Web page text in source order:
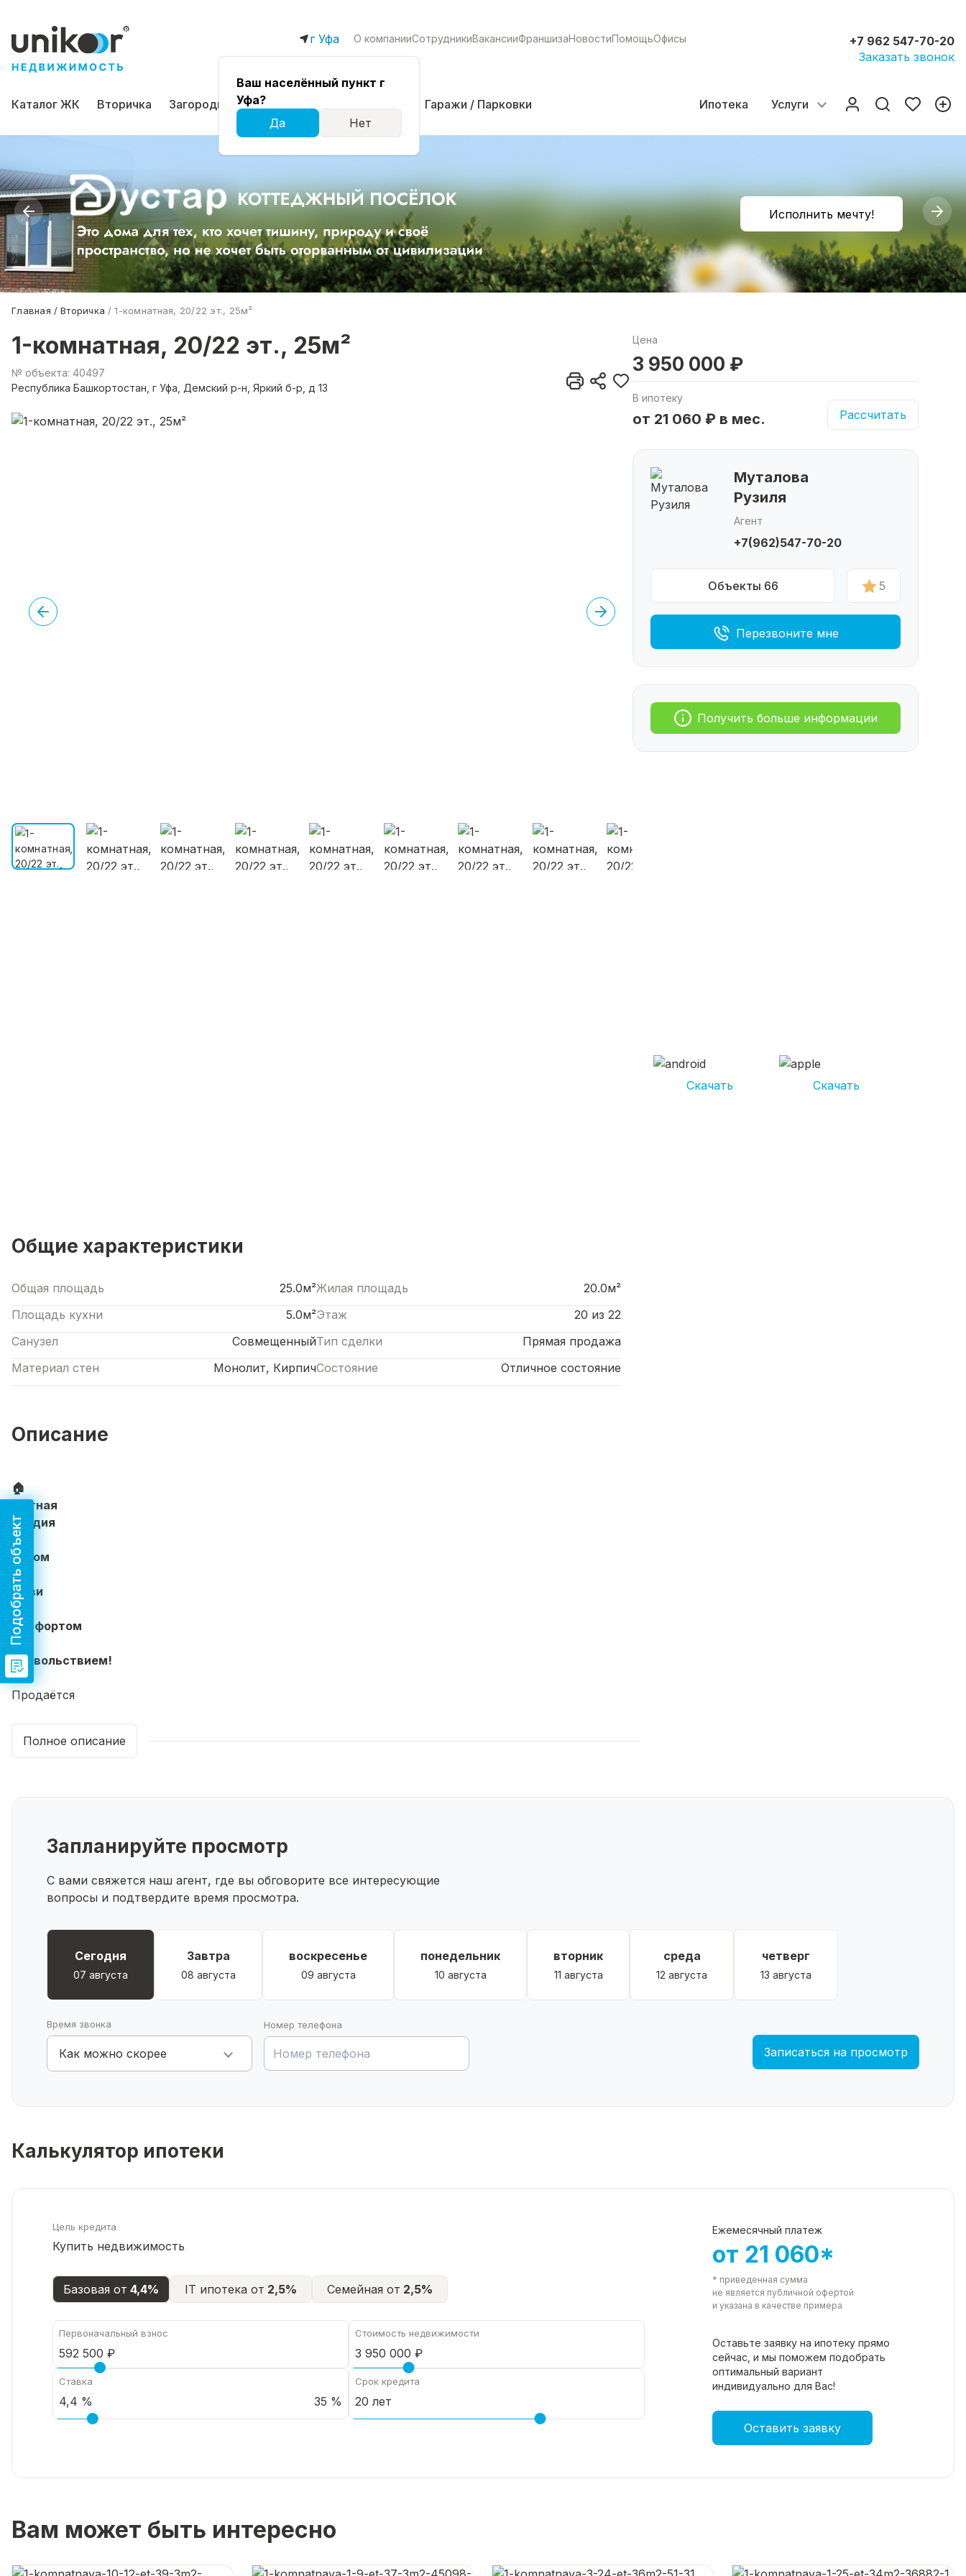
г Уфа
Ваш населённый пункт г
Уфа?
Да
Нет
О компанииСотрудникиВакансииФраншизаНовостиПомощьОфисы
+7 962 547-70-20
Заказать звонок
Каталог ЖК Вторичка Загородная Коммерческая Гаражи / Парковки Ипотека Услуги
Исполнить мечту!
Главная Вторичка 1-комнатная, 20/22 эт., 25м²
1-комнатная, 20/22 эт., 25м²
№ объекта: 40497
Республика Башкортостан, г Уфа, Демский р-н, Яркий б-р, д 13
Цена
3 950 000 ₽
В ипотеку
от 21 060 ₽ в мес. Рассчитать
Муталова
Рузиля
Агент
+7(962)547-70-20
Объекты 66 5
Перезвоните мне
Получить больше информации
Скачать Скачать
Общие характеристики
Общая площадь 25.0м²Жилая площадь
20.0м²
Площадь кухни
5.0м²Этаж
20 из 22
Санузел
СовмещенныйТип сделки
Прямая продажа
Материал стен
Монолит, КирпичСостояние Отличное состояние
Описание
🏠
Уютная
студия
в
Ярком
—
живи
с
комфортом
и
удовольствием!
🌟
Продаётся
студия
Яркий
нужно
жизни,
«Магнит»,
«Монетка»
🍰,
площадка
🎠.
и
остановках
«Яркий»
«Майора
Зимина»
Набережная,
уютная
🌳
—
Полное описание
Запланируйте просмотр
С вами свяжется наш агент, где вы обговорите все интересующие
вопросы и подтвердите время просмотра.
Сегодня
07 августа
Завтра
08 августа
воскресенье
09 августа
понедельник
10 августа
вторник
11 августа
среда
12 августа
четверг
13 августа
Время звонка
Как можно скорее
Номер телефона
Записаться на просмотр
Калькулятор ипотеки
Цель кредита
Купить недвижимость
Базовая от 4,4% IT ипотека от 2,5% Семейная от 2,5%
Первоначальный взнос Стоимость недвижимости
Ставка
35 %
Срок кредита
Ежемесячный платеж
от 21 060*
* приведенная сумма
не является публичной офертой
и указана в качестве примера
Оставьте заявку на ипотеку прямо
сейчас, и мы поможем подобрать
оптимальный вариант
индивидуально для Вас!
Оставить заявку
Вам может быть интересно
Подобрать объект